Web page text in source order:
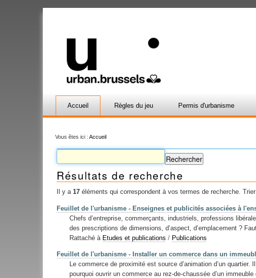
Accueil Règles du jeu Permis d'urbanisme
Vous êtes ici : Accueil
Résultats de recherche
Il y a 17 éléments qui correspondent à vos termes de recherche.
Feuillet de l'urbanisme - Enseignes et publicités associées à
Chefs d’entreprise, commerçants, industriels, professions
des prescriptions de dimensions, d’aspect, d’emplacement ?
Rattaché à Etudes et publications / Publications
Feuillet de l'urbanisme - Installer un commerce dans un
Le commerce de proximité est source d’animation d’un
pourquoi ouvrir un commerce au rez-de-chaussée d’un